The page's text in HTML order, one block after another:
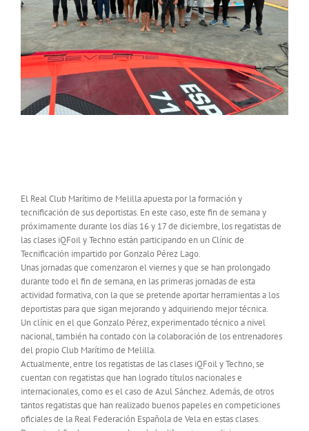
El Real Club Marítimo de Melilla apuesta por la formación y
tecnificación de sus deportistas. En este caso, este fin de semana y
próximamente durante los días 16 y 17 de diciembre, los regatistas de
las clases iQFoil y Techno están participando en un Clínic de
Tecnificación impartido por Gonzalo Pérez Lago.
Unas jornadas que comenzaron el viernes y que se han prolongado
durante todo el fin de semana, en las primeras jornadas de esta
actividad formativa, con la que se pretende aportar herramientas a los
deportistas para que sigan mejorando y adquiriendo mejor técnica.
Un clínic en el que Gonzalo Pérez, experimentado técnico a nivel
nacional, también ha contado con la colaboración de los entrenadores
del propio Club Marítimo de Melilla.
Actualmente, entre los regatistas de las clases iQFoil y Techno, se
cuentan con regatistas que han logrado títulos nacionales e
internacionales, como es el caso de Azul Sánchez. Además, de otros
tantos regatistas que han realizado buenos papeles en competiciones
oficiales de la Real Federación Española de Vela en estas clases.